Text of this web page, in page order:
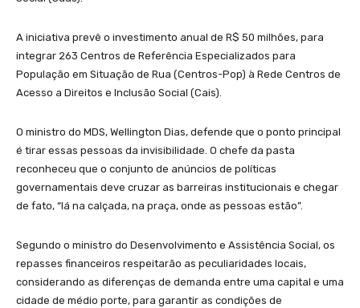
A iniciativa prevê o investimento anual de R$ 50 milhões, para
integrar 263 Centros de Referência Especializados para
População em Situação de Rua (Centros-Pop) à Rede Centros de
Acesso a Direitos e Inclusão Social (Cais).
O ministro do MDS, Wellington Dias, defende que o ponto principal
é tirar essas pessoas da invisibilidade. O chefe da pasta
reconheceu que o conjunto de anúncios de políticas
governamentais deve cruzar as barreiras institucionais e chegar
de fato, “lá na calçada, na praça, onde as pessoas estão”.
Segundo o ministro do Desenvolvimento e Assistência Social, os
repasses financeiros respeitarão as peculiaridades locais,
considerando as diferenças de demanda entre uma capital e uma
cidade de médio porte, para garantir as condições de